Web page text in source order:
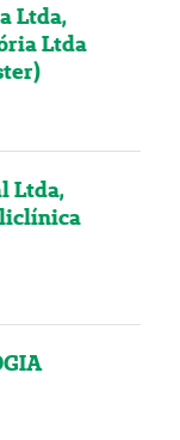
Ltda,
Ltda
Ltda,